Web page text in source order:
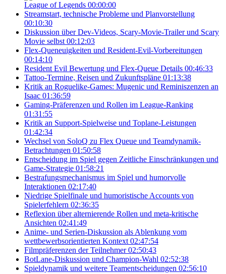
League of Legends 00:00:00
Streamstart, technische Probleme und Planvorstellung
00:10:30
Diskussion über Dev-Videos, Scary-Movie-Trailer und Scary
Movie selbst 00:12:03
Flex-Queneuigkeiten und Resident-Evil-Vorbereitungen
00:14:10
Resident Evil Bewertung und Flex-Queue Details 00:46:33
Tattoo-Termine, Reisen und Zukunftspläne 01:13:38
Kritik an Roguelike-Games: Mugenic und Reminiszenzen an
Isaac 01:36:59
Gaming-Präferenzen und Rollen im League-Ranking
01:31:55
Kritik an Support-Spielweise und Toplane-Leistungen
01:42:34
Wechsel von SoloQ zu Flex Queue und Teamdynamik-
Betrachtungen 01:50:58
Entscheidung im Spiel gegen Zeitliche Einschränkungen und
Game-Strategie 01:58:21
Bestrafungsmechanismus im Spiel und humorvolle
Interaktionen 02:17:40
Niedrige Spielfinale und humoristische Accounts von
Spielerfehlern 02:36:35
Reflexion über alternierende Rollen und meta-kritische
Ansichten 02:41:49
Anime- und Serien-Diskussion als Ablenkung vom
wettbewerbsorientierten Kontext 02:47:54
Filmpräferenzen der Teilnehmer 02:50:43
BotLane-Diskussion und Champion-Wahl 02:52:38
Spieldynamik und weitere Teamentscheidungen 02:56:10